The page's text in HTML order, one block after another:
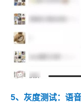
5、灰度测试：语